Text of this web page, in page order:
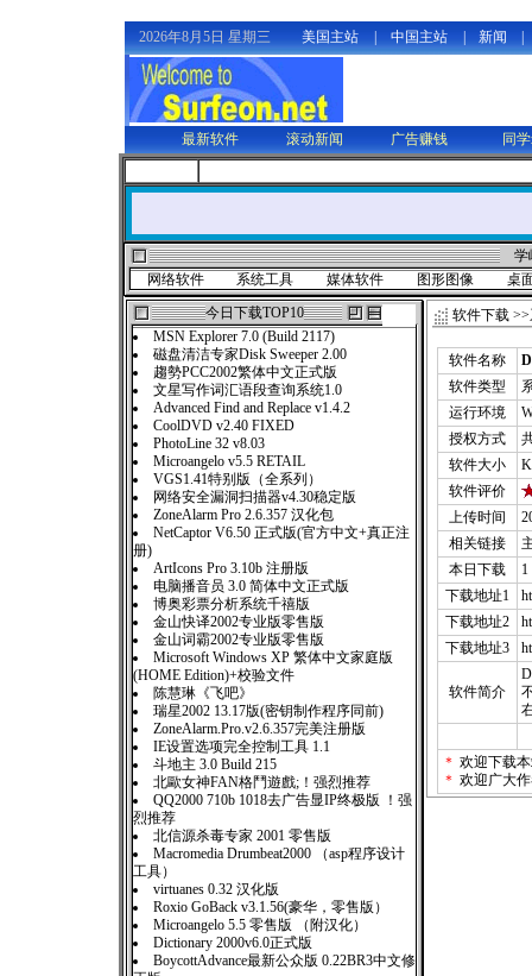
2026年8月5日 星期三 美国主站 中国主站 新闻
最新软件 滚动新闻 广告赚钱 同
学
网络软件
系统工具 媒体软件 图形图像
桌
今日下载TOP10
MSN Explorer 7.0 (Build 2117)
磁盘清洁专家Disk Sweeper 2.00
趨勢PCC2002繁体中文正式版
文星写作词汇语段查询系统1.0
Advanced Find and Replace v1.4.2
CoolDVD v2.40 FIXED
PhotoLine 32 v8.03
Microangelo v5.5 RETAIL
VGS1.41特别版（全系列）
网络安全漏洞扫描器v4.30稳定版
ZoneAlarm Pro 2.6.357 汉化包
NetCaptor V6.50 正式版(官方中文+真正注
册)
ArtIcons Pro 3.10b 注册版
电脑播音员 3.0 简体中文正式版
博奥彩票分析系统千禧版
金山快译2002专业版零售版
金山词霸2002专业版零售版
Microsoft Windows XP 繁体中文家庭版
(HOME Edition)+校验文件
陈慧琳《飞吧》
瑞星2002 13.17版(密钥制作程序同前)
ZoneAlarm.Pro.v2.6.357完美注册版
IE设置选项完全控制工具 1.1
斗地主 3.0 Build 215
北歐女神FAN格鬥遊戲;！强烈推荐
QQ2000 710b 1018去广告显IP终极版 ！强
烈推荐
北信源杀毒专家 2001 零售版
Macromedia Drumbeat2000 （asp程序设计
工具）
virtuanes 0.32 汉化版
Roxio GoBack v3.1.56(豪华，零售版）
Microangelo 5.5 零售版 （附汉化）
Dictionary 2000v6.0正式版
BoycottAdvance最新公众版 0.22BR3中文修
软件下载 >>
软件名称
软件类型
运行环境
授权方式
软件大小
K
软件评价
上传时间
相关链接
本日下载
下载地址1
下载地址2
下载地址3
软件简介
＊ 欢迎下载
＊ 欢迎广大